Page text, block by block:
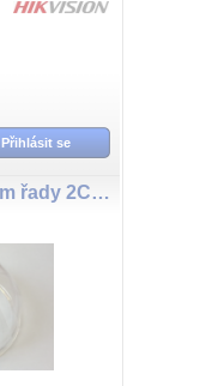
Přihlásit se
Kopule ke kamerám řady 2CD27xG2-IZS